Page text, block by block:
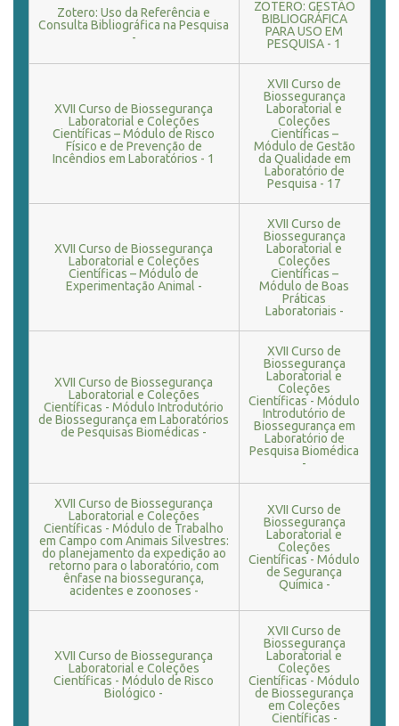
Zotero: Uso da Referência e
Consulta Bibliográfica na Pesquisa
-
ZOTERO: GESTÃO
BIBLIOGRÁFICA
PARA USO EM
PESQUISA - 1
XVII Curso de Biossegurança
Laboratorial e Coleções
Científicas – Módulo de Risco
Físico e de Prevenção de
Incêndios em Laboratórios - 1
XVII Curso de
Biossegurança
Laboratorial e
Coleções
Científicas –
Módulo de Gestão
da Qualidade em
Laboratório de
Pesquisa - 17
XVII Curso de Biossegurança
Laboratorial e Coleções
Científicas – Módulo de
Experimentação Animal -
XVII Curso de
Biossegurança
Laboratorial e
Coleções
Científicas –
Módulo de Boas
Práticas
Laboratoriais -
XVII Curso de Biossegurança
Laboratorial e Coleções
Científicas - Módulo Introdutório
de Biossegurança em Laboratórios
de Pesquisas Biomédicas -
XVII Curso de
Biossegurança
Laboratorial e
Coleções
Científicas - Módulo
Introdutório de
Biossegurança em
Laboratório de
Pesquisa Biomédica
-
XVII Curso de Biossegurança
Laboratorial e Coleções
Científicas - Módulo de Trabalho
em Campo com Animais Silvestres:
do planejamento da expedição ao
retorno para o laboratório, com
ênfase na biossegurança,
acidentes e zoonoses -
XVII Curso de
Biossegurança
Laboratorial e
Coleções
Científicas - Módulo
de Segurança
Química -
XVII Curso de Biossegurança
Laboratorial e Coleções
Científicas - Módulo de Risco
Biológico -
XVII Curso de
Biossegurança
Laboratorial e
Coleções
Científicas - Módulo
de Biossegurança
em Coleções
Científicas -